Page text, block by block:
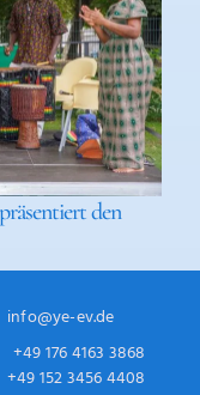
den
info@ye-ev.de
+49 176 4163 3868
+49 152 3456 4408